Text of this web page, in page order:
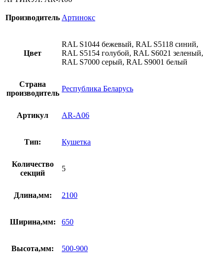
A06
полимере
Производитель Артинокс
Цвет
RAL S1044 бежевый, RAL S5118 синий,
RAL S5154 голубой, RAL S6021 зеленый,
RAL S7000 серый, RAL S9001 белый
Страна
производитель
Республика Беларусь
Артикул AR-A06
Тип: Кушетка
Количество
секций
5
Длина,мм: 2100
Ширина,мм: 650
Высота,мм: 500-900